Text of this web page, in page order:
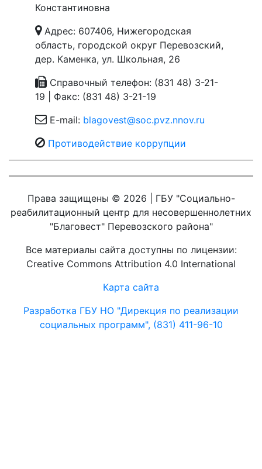
Константиновна
Адрес: 607406, Нижегородская
область, городской округ Перевозский,
дер. Каменка, ул. Школьная, 26
Справочный телефон: (831 48) 3-21-
19 | Факс: (831 48) 3-21-19
E-mail: blagovest@soc.pvz.nnov.ru
Противодействие коррупции
Права защищены © 2026 | ГБУ "Социально-
реабилитационный центр для несовершеннолетних
"Благовест" Перевозского района"
Все материалы сайта доступны по лицензии:
Creative Commons Attribution 4.0 International
Карта сайта
Разработка ГБУ НО "Дирекция по реализации
социальных программ", (831) 411-96-10